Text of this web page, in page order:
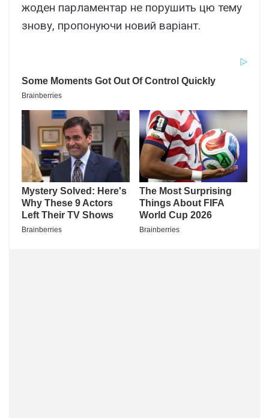
жоден парламентар не порушить цю тему
знову, пропонуючи новий варіант.